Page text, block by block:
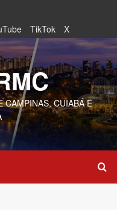
TikTok X
CAMPINAS, CUIABÁ E